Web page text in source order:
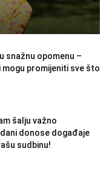
snažnu opomenu –
mogu promijeniti sve što
šalju važno
donose događaje
sudbinu!